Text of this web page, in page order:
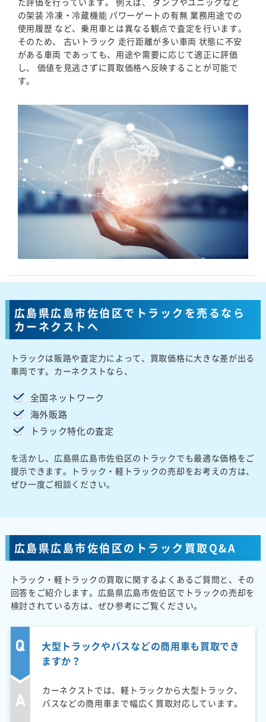
の架装 冷凍・冷蔵機能 パワーゲートの有無 業務用途での
使用履歴 など、乗用車とは異なる観点で査定を行います。
そのため、 古いトラック 走行距離が多い車両 状態に不安
がある車両 であっても、用途や需要に応じて適正に評価
し、 価値を見逃さずに買取価格へ反映することが可能で
す。
広島県広島市佐伯区でトラックを売るなら
カーネクストへ
トラックは販路や査定力によって、買取価格に大きな差が出る
車両です。カーネクストなら、
全国ネットワーク
海外販路
トラック特化の査定
を活かし、広島県広島市佐伯区のトラックでも最適な価格をご
提示できます。トラック・軽トラックの売却をお考えの方は、
ぜひ一度ご相談ください。
広島県広島市佐伯区のトラック買取Q&A
トラック・軽トラックの買取に関するよくあるご質問と、その
回答をご紹介します。広島県広島市佐伯区でトラックの売却を
検討されている方は、ぜひ参考にご覧ください。
大型トラックやバスなどの商用車も買取でき
ますか？
カーネクストでは、軽トラックから大型トラック、
バスなどの商用車まで幅広く買取対応しています。